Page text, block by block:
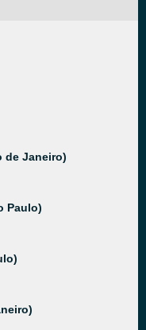
de Janeiro)
Paulo)